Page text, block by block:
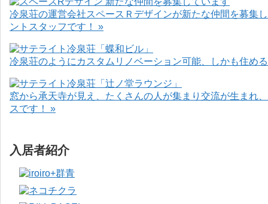
冷泉荘の運営会社スペースＲデザインが新たな仲間を募集
ントスタッフです！ »
冷泉荘のようにカスタムリノベーション可能、しかも住め
窓から承天寺が見え、たくさんの人が集まり交流が生まれ
スです！ »
入居者紹介